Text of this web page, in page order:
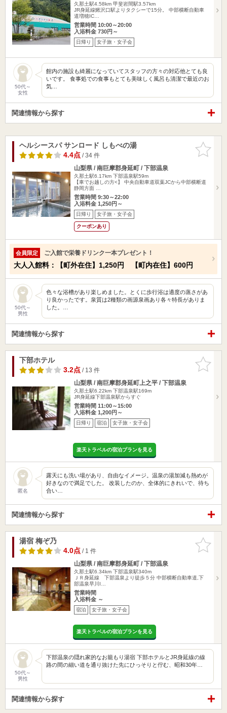
久那土駅4.58km 甲斐岩間駅3.57km
JR身延線鰍沢口駅よりタクシーで15分。 中部横断自動車
道増穂IC…
営業時間 10:00～20:00
入浴料金 730円～
日帰り 女子旅・女子会
50代～
女性
館内の施設も綺麗になっていてスタッフの方々の対応他とても良
いです。 食事処での食事もとても美味しく風呂も清潔で最近のお
気…
関連情報から探す
お気に入
りに追加
ヘルシースパ サンロード しもべの湯
4.4点/ 34 件
山梨県 / 南巨摩郡身延町 / 下部温泉
久那土駅6.17km 下部温泉駅59m
【車でお越しの方<】 中央自動車道双葉JCから中部横断道
静岡方面 …
営業時間 9:30～22:00
入浴料金 1,250円～
日帰り 女子旅・女子会
クーポンあり
会員限定 ご入館で栄養ドリンク一本プレゼント！
大人入館料：【町外在住】1,250円 【町内在住】600円
50代～
男性
色々な浴槽があり楽しめました。とくに歩行浴は適度の蒸さがあ
り良かったです。泉質は2種類の画源泉画あり各々特長がありま
した。…
関連情報から探す
お気に入
りに追加
下部ホテル
3.2点/ 13 件
山梨県 / 南巨摩郡身延町上之平 / 下部温泉
久那土駅6.22km 下部温泉駅169m
JR身延線下部温泉駅からすぐ
営業時間 11:00～15:00
入浴料金 1,200円～
日帰り 宿泊 女子旅・女子会
楽天トラベルの宿泊プランを見る
匿名
露天にも洗い場があり、自由なイメージ。温泉の湯加減も熱めが
好きなので満足でした。 改装したのか、全体的にきれいで、待ち
合い…
関連情報から探す
お気に入
りに追加
湯宿 梅ぞ乃
4.0点/ 1 件
山梨県 / 南巨摩郡身延町 / 下部温泉
久那土駅6.34km 下部温泉駅340m
ＪＲ身延線 下部温泉より徒歩５分 中部横断自動車道,下
部温泉早川I…
営業時間
入浴料金 ～
宿泊 女子旅・女子会
楽天トラベルの宿泊プランを見る
50代～
男性
下部温泉の隠れ家的なお籠もり湯宿 下部ホテルとJR身延線の線
路の間の細い道を通り抜けた先にひっそりと佇む、昭和30年…
関連情報から探す